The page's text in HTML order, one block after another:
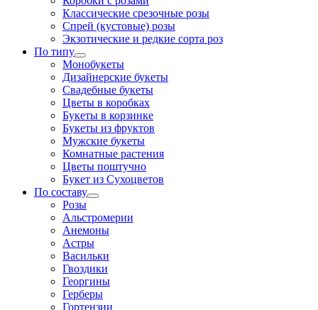
Классические срезочные розы
Спрей (кустовые) розы
Экзотические и редкие сорта роз
По типу
Монобукеты
Дизайнерские букеты
Свадебные букеты
Цветы в коробках
Букеты в корзинке
Букеты из фруктов
Мужские букеты
Комнатные растения
Цветы поштучно
Букет из Сухоцветов
По составу
Розы
Альстромерии
Анемоны
Астры
Васильки
Гвоздики
Георгины
Герберы
Гортензии